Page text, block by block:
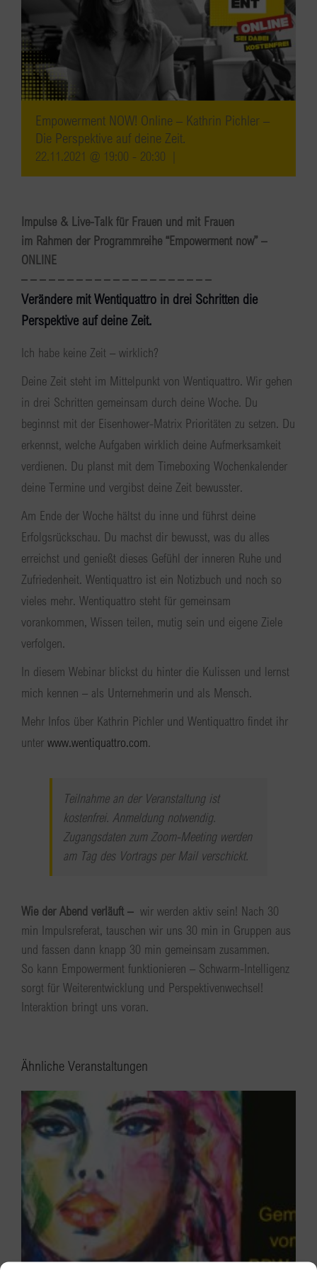
Empowerment NOW! Online – Kathrin Pichler –
Die Perspektive auf deine Zeit.
22.11.2021 @ 19:00 - 20:30
Impulse & Live-Talk für Frauen und mit Frauen
im Rahmen der Programmreihe “Empowerment now” –
ONLINE
– – – – – – – – – – – – – – – – – – – – –
Verändere mit Wentiquattro in drei Schritten die
Perspektive auf deine Zeit.
Ich habe keine Zeit – wirklich?
Deine Zeit steht im Mittelpunkt von Wentiquattro. Wir gehen
in drei Schritten gemeinsam durch deine Woche. Du
beginnst mit der Eisenhower-Matrix Prioritäten zu setzen. Du
erkennst, welche Aufgaben wirklich deine Aufmerksamkeit
verdienen. Du planst mit dem Timeboxing Wochenkalender
deine Termine und vergibst deine Zeit bewusster.
Am Ende der Woche hältst du inne und führst deine
Erfolgsrückschau. Du machst dir bewusst, was du alles
erreichst und genießt dieses Gefühl der inneren Ruhe und
Zufriedenheit. Wentiquattro ist ein Notizbuch und noch so
vieles mehr. Wentiquattro steht für gemeinsam
vorankommen, Wissen teilen, mutig sein und eigene Ziele
verfolgen.
In diesem Webinar blickst du hinter die Kulissen und lernst
mich kennen – als Unternehmerin und als Mensch.
Mehr Infos über Kathrin Pichler und Wentiquattro findet ihr
unter www.wentiquattro.com.
Teilnahme an der Veranstaltung ist
kostenfrei. Anmeldung notwendig.
Zugangsdaten zum Zoom-Meeting werden
am Tag des Vortrags per Mail verschickt.
Wie der Abend verläuft –wir werden aktiv sein! Nach 30
min Impulsreferat, tauschen wir uns 30 min in Gruppen aus
und fassen dann knapp 30 min gemeinsam zusammen.
So kann Empowerment funktionieren – Schwarm-Intelligenz
sorgt für Weiterentwicklung und Perspektivenwechsel!
Interaktion bringt uns voran.
Ähnliche Veranstaltungen